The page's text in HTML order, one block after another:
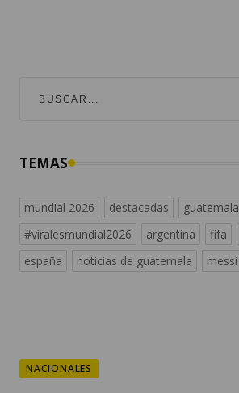
TEMAS
mundial 2026 destacadas guatemala
#viralesmundial2026
argentina fifa
españa
noticias de guatemala messi
NACIONALES